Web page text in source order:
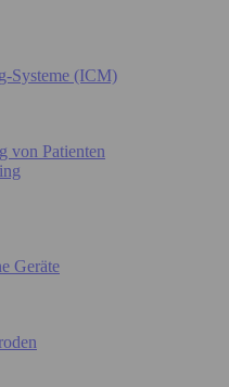
Systeme (ICM)
von Patienten
Geräte